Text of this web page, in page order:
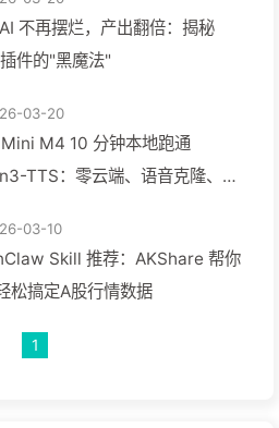
不再摆烂，产出翻倍：揭秘
件的"黑魔法"
03-20
M4 10 分钟本地跑通
TTS：零云端、语音克隆、女
03-10
Skill 推荐：AKShare 帮你
松搞定A股行情数据
1